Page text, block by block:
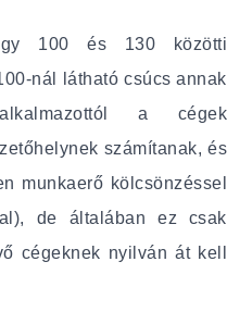
100 és 130 közötti
nál látható csúcs annak
a cégek
számítanak, és
munkaerő kölcsönzéssel
de általában ez csak
cégeknek nyilván át kell